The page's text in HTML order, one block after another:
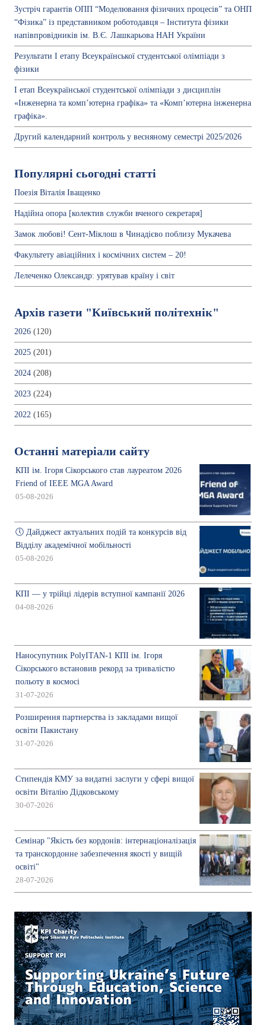
Зустріч гарантів ОПП “Моделювання фізичних процесів” та ОНП
“Фізика” із представником роботодавця – Інститута фізики
напівпровідників ім. В.Є. Лашкарьова НАН України
Результати І етапу Всеукраїнської студентської олімпіади з
фізики
І етап Всеукраїнської студентської олімпіади з дисциплін
«Інженерна та комп’ютерна графіка» та «Комп’ютерна інженерна
графіка».
Другий календарний контроль у весняному семестрі 2025/2026
Популярні сьогодні статті
Поезія Віталія Іващенко
Надійна опора [колектив служби вченого секретаря]
Замок любові! Сент-Міклош в Чинадієво поблизу Мукачева
Факультету авіаційних і космічних систем – 20!
Лелеченко Олександр: урятував країну і світ
Архів газети "Київський політехнік"
2026 (120)
2025 (201)
2024 (208)
2023 (224)
2022 (165)
Останні матеріали сайту
КПІ ім. Ігоря Сікорського став лауреатом 2026
Friend of IEEE MGA Award
05-08-2026
🕔 Дайджест актуальних подій та конкурсів від
Відділу академічної мобільності
05-08-2026
КПІ — у трійці лідерів вступної кампанії 2026
04-08-2026
Наносупутник PolyITAN-1 КПІ ім. Ігоря
Сікорського встановив рекорд за тривалістю
польоту в космосі
31-07-2026
Розширення партнерства із закладами вищої
освіти Пакистану
31-07-2026
Стипендія КМУ за видатні заслуги у сфері вищої
освіти Віталію Дідковському
30-07-2026
Семінар "Якість без кордонів: інтернаціоналізація
та транскордонне забезпечення якості у вищій
освіті"
28-07-2026